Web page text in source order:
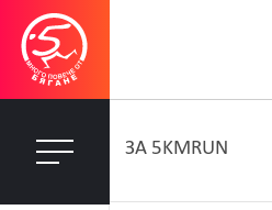
ЗA 5KMRUN